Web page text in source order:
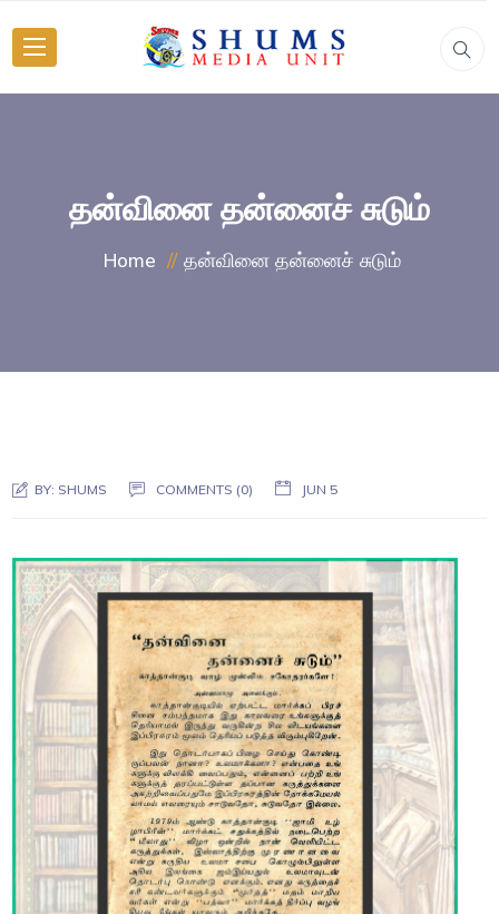
தன்வினை தன்னைச் சுடும்
Home தன்வினை தன்னைச் சுடும்
BY: SHUMS COMMENTS (0) JUN 5